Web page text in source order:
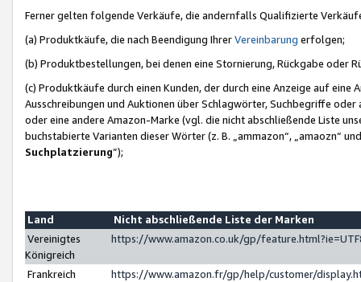
Ferner gelten folgende Verkäufe, die andernfalls Qualifizierte
(a) Produktkäufe, die nach Beendigung IhrerVereinbarung erfolgen;
(b) Produktbestellungen, bei denen eine Stornierung, Rückgabe oder
(c) Produktkäufe durch einen Kunden, der durch eine Anzeige auf
Ausschreibungen und Auktionen über Schlagwörter, Suchbegriffe
oder eine andere Amazon-Marke (vgl. die nicht abschließende Liste
buchstabierte Varianten dieser Wörter (z. B. „ammazon“, „amaozn“
Suchplatzierung”);
Land
Nicht abschließende Liste der Marken
Vereinigtes
Königreich
https://www.amazon.co.uk/gp/
Frankreich
https://www.amazon.fr/gp/help/customer/